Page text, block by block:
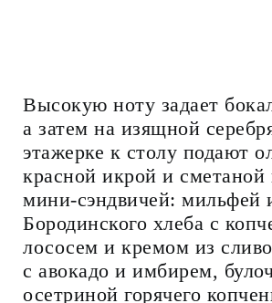
Высокую ноту задает
а затем на изящной
этажерке к столу подают
красной икрой и сметаной
мини-сэндвичей: мильфей
Бородинского хлеба с
лососем и кремом из
с авокадо и имбирем,
осетриной горячего